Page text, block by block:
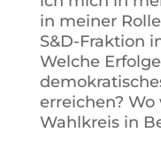
in meiner
S&D-Fraktion
Welche
erreichen?
Wahlkreis in